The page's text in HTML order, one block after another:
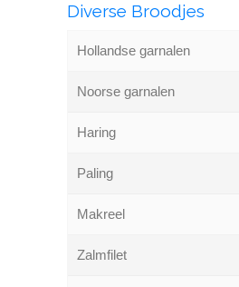
Diverse Broodjes
Hollandse garnalen
Noorse garnalen
Haring
Paling
Makreel
Zalmfilet